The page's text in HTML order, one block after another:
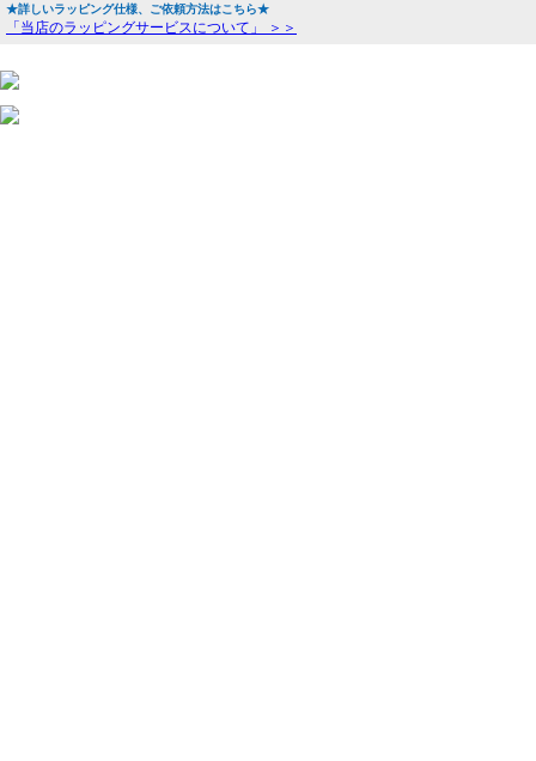
★詳しいラッピング仕様、ご依頼方法はこちら★
「当店のラッピングサービスについて」 ＞＞